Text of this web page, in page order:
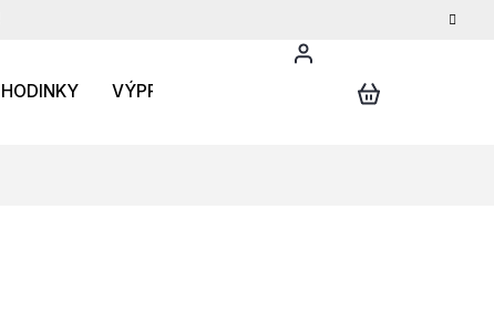
HODINKY VÝPREDAJ DARČEKOVÝ POUKAZ